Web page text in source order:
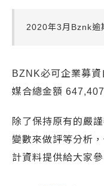
2020年3月Bznk逾
BZNK必可企業募
媒合總金額
除了保持原有的嚴
變數來做評等分析
計資料提供給大家參